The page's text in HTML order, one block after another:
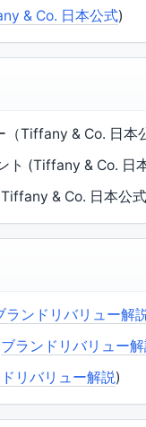
& Co. 日本公式)
（Tiffany & Co. 日本
ト (Tiffany & Co. 日
& Co. 日本公
ランドリバリュー解
ブランドリバリュー
リバリュー解説)